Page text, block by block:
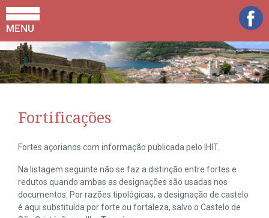
MENU
Fortificações
Fortes açorianos com informação publicada pelo IHIT.
Na listagem seguinte não se faz a distinção entre fortes e
redutos quando ambas as designações são usadas nos
documentos. Por razões tipológicas, a designação de castelo
é aqui substituída por forte ou fortaleza, salvo o Castelo de